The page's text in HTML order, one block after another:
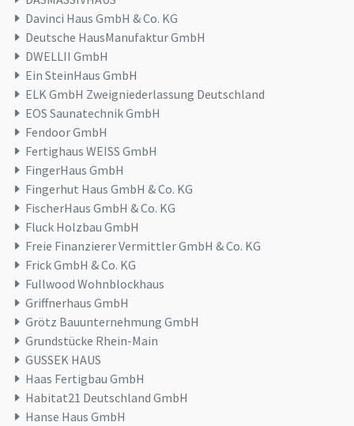
Davinci Haus GmbH & Co. KG
Deutsche HausManufaktur GmbH
DWELLII GmbH
Ein SteinHaus GmbH
ELK GmbH Zweigniederlassung Deutschland
EOS Saunatechnik GmbH
Fendoor GmbH
Fertighaus WEISS GmbH
FingerHaus GmbH
Fingerhut Haus GmbH & Co. KG
FischerHaus GmbH & Co. KG
Fluck Holzbau GmbH
Freie Finanzierer Vermittler GmbH & Co. KG
Frick GmbH & Co. KG
Fullwood Wohnblockhaus
Griffnerhaus GmbH
Grötz Bauunternehmung GmbH
Grundstücke Rhein-Main
GUSSEK HAUS
Haas Fertigbau GmbH
Habitat21 Deutschland GmbH
Hanse Haus GmbH